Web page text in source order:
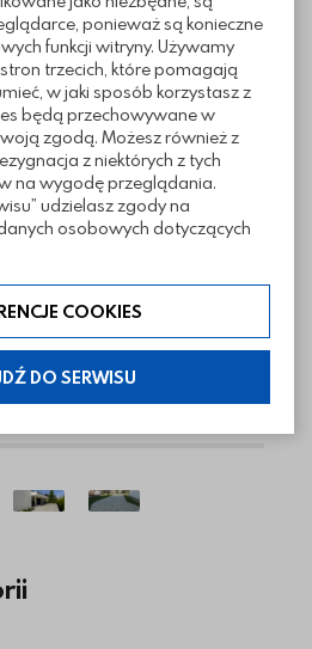
ponieważ są konieczne
funkcji witryny. Używamy
trzecich, które pomagają
w jaki sposób korzystasz z
będą przechowywane w
zgodą. Możesz również z
z niektórych z tych
na wygodę przeglądania.
udzielasz zgody na
osobowych dotyczących
cookies”. W każdej chwili
zgody w zakładce:
ustawienia cookies.
COOKIES
DO SERWISU
kostki